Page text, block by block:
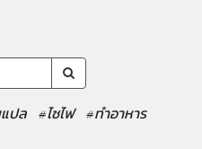
ปล #ไซไฟ
#ทำอาหาร